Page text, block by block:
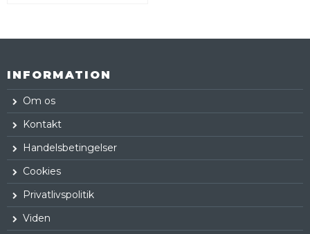
INFORMATION
Om os
Kontakt
Handelsbetingelser
Cookies
Privatlivspolitik
Viden